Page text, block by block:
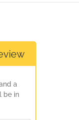
a
be in